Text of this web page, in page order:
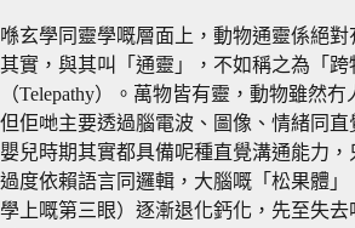
喺玄學同靈學嘅層面上，動物通靈係絕對
其實，與其叫「通靈」，不如稱之為「跨
（Telepathy）。萬物皆有靈，動物雖然
但佢哋主要透過腦電波、圖像、情緒同
嬰兒時期其實都具備呢種直覺溝通能力，
過度依賴語言同邏輯，大腦嘅「松果體」
學上嘅第三眼）逐漸退化鈣化，先至失